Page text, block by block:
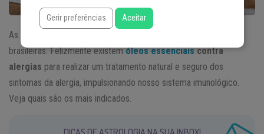
As alergias atingem 30% dos adultos e 40% das crianças
brasileiras. Felizmente existemóleos essenciaiscontra
alergias para realizar um tratamento natural e seguro dos
sintomas da alergia, impulsionando nosso sistema imunológico.
Veja quais são os mais indicados.
Gerir preferências Aceitar